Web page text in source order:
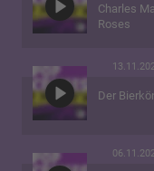
Charles
Roses
Der